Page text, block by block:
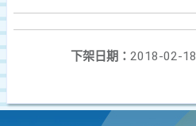
下架日期： 2018-02-18